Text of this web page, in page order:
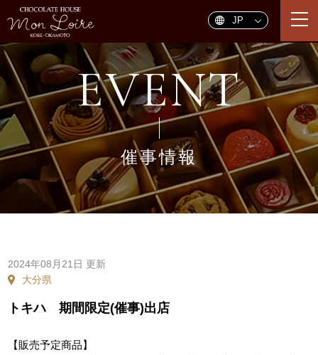
EVENT
催事情報
2024年08月21日 更新
大分県
トキハ 期間限定(催事)出店
【販売予定商品】